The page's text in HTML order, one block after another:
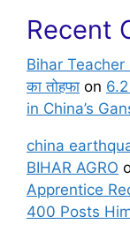
Recent
Bihar Teacher
का तोहफा on
in China’s
china
BIHAR AGRO
Apprentice
400 Posts